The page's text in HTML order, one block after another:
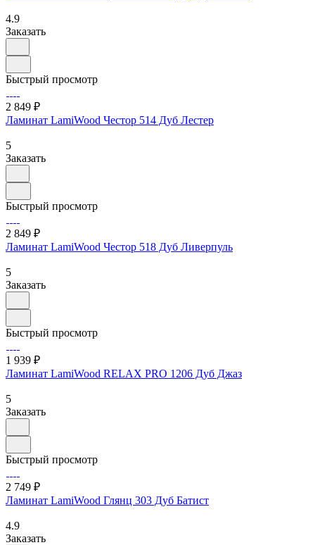
4.9
Заказать
Быстрый просмотр
2 849 ₽
Ламинат LamiWood Честор 514 Дуб Лестер
5
Заказать
Быстрый просмотр
2 849 ₽
Ламинат LamiWood Честор 518 Дуб Ливерпуль
5
Заказать
Быстрый просмотр
1 939 ₽
Ламинат LamiWood RELAX PRO 1206 Дуб Джаз
5
Заказать
Быстрый просмотр
2 749 ₽
Ламинат LamiWood Глянц 303 Дуб Батист
4.9
Заказать